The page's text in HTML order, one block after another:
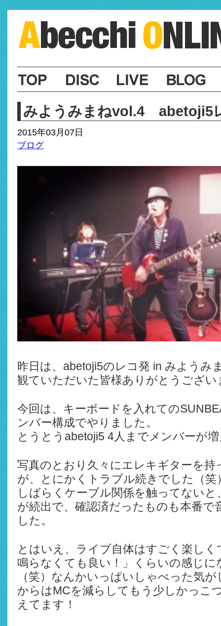
みようみまねvol.4 abetoji5
2015年03月07日
ブログ
昨日は、abetoji5のレコ発 in みようみ
観ていただいた皆様ありがとうござい
今回は、キーボードを入れての
ンバー構成でやりました。
とうとうabetoji5 4人までメンバーが
写真のとおり久々にエレキギターを
が、とにかくトラブル続きでした（笑
しばらくケーブル関係を触ってない
が続出で、確認済だったものも本番で
した。
とはいえ、ライブ自体はすごく楽し
鳴らなくても良い！」くらいの感じ
（笑）なんかいっぱいしゃべった気
からはMCを減らしてもう少しかっこ
えてます！